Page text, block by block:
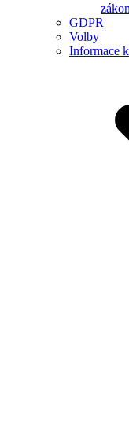
GDPR
Volby
Informace